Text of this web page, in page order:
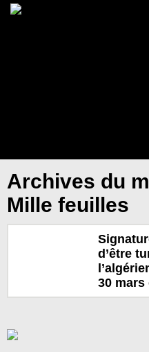
Archives du
Mille feuilles
d’être
30 mars